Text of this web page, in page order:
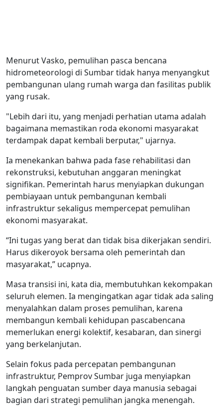
Menurut Vasko, pemulihan pasca bencana
hidrometeorologi di Sumbar tidak hanya menyangkut
pembangunan ulang rumah warga dan fasilitas publik
yang rusak.
"Lebih dari itu, yang menjadi perhatian utama adalah
bagaimana memastikan roda ekonomi masyarakat
terdampak dapat kembali berputar," ujarnya.
Ia menekankan bahwa pada fase rehabilitasi dan
rekonstruksi, kebutuhan anggaran meningkat
signifikan. Pemerintah harus menyiapkan dukungan
pembiayaan untuk pembangunan kembali
infrastruktur sekaligus mempercepat pemulihan
ekonomi masyarakat.
“Ini tugas yang berat dan tidak bisa dikerjakan sendiri.
Harus dikeroyok bersama oleh pemerintah dan
masyarakat,” ucapnya.
Masa transisi ini, kata dia, membutuhkan kekompakan
seluruh elemen. Ia mengingatkan agar tidak ada saling
menyalahkan dalam proses pemulihan, karena
membangun kembali kehidupan pascabencana
memerlukan energi kolektif, kesabaran, dan sinergi
yang berkelanjutan.
Selain fokus pada percepatan pembangunan
infrastruktur, Pemprov Sumbar juga menyiapkan
langkah penguatan sumber daya manusia sebagai
bagian dari strategi pemulihan jangka menengah.